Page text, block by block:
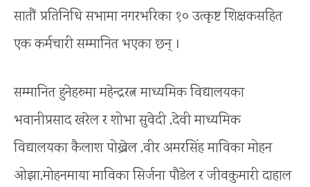
सातौं प्रतिनिधि सभामा नगरभरिका १० उत्कृष्ट शिक्षकसहित
एक कर्मचारी सम्मानित भएका छन् ।
सम्मानित हुनेहरुमा महेन्द्ररत्न माध्यमिक विद्यालयका
भवानीप्रसाद खरेल र शोभा सुवेदी ,देवी माध्यमिक
विद्यालयका कैलाश पोख्रेल ,वीर अमरसिंह माविका मोहन
ओझा,मोहनमाया माविका सिर्जना पौडेल र जीवकुमारी दाहाल